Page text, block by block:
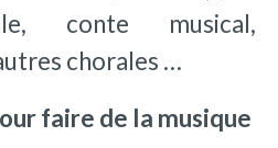
conte musical,
chorales …
faire de la musique